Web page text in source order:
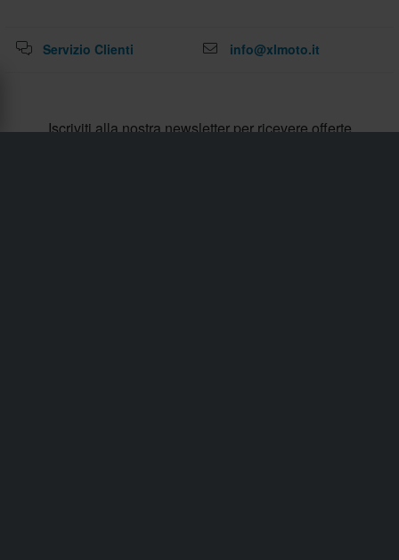
Servizio Clienti info@xlmoto.it
Iscriviti alla nostra newsletter per ricevere offerte